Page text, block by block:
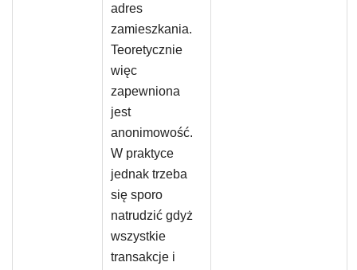
adres
zamieszkania.
Teoretycznie
więc
zapewniona
jest
anonimowość.
W praktyce
jednak trzeba
się sporo
natrudzić gdyż
wszystkie
transakcje i